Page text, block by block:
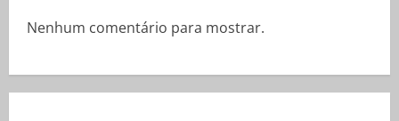
Nenhum comentário para mostrar.